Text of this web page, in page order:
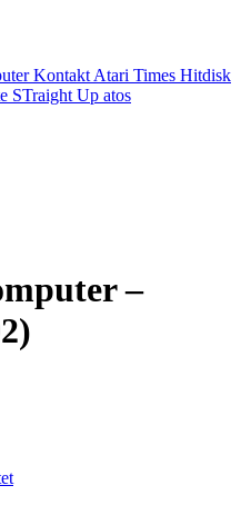
Kontakt Atari Times Hitdisk
STraight Up atos
–